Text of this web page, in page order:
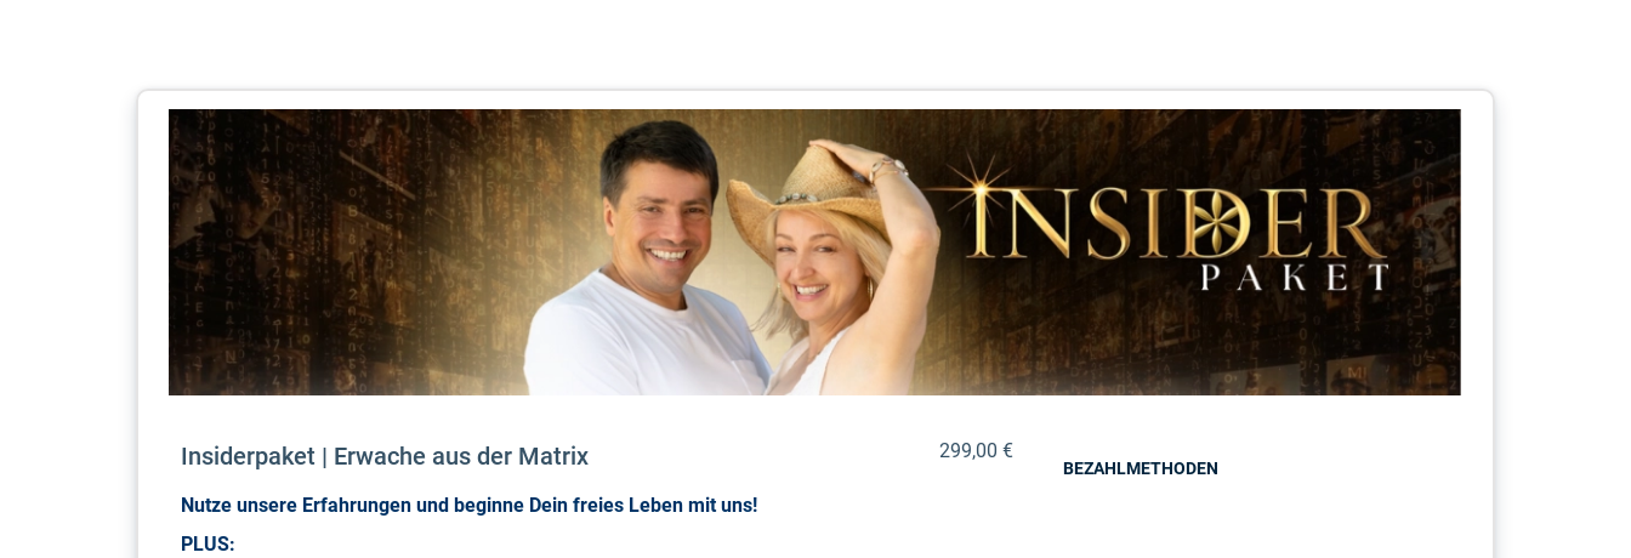
Insiderpaket | Erwache aus der Matrix
Nutze unsere Erfahrungen und beginne Dein freies Leben mit uns!
PLUS:
299,00 €
BEZAHLMETHODEN